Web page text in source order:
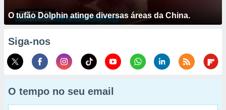
O tufão Dolphin atinge diversas áreas da China.
Siga-nos
O tempo no seu email